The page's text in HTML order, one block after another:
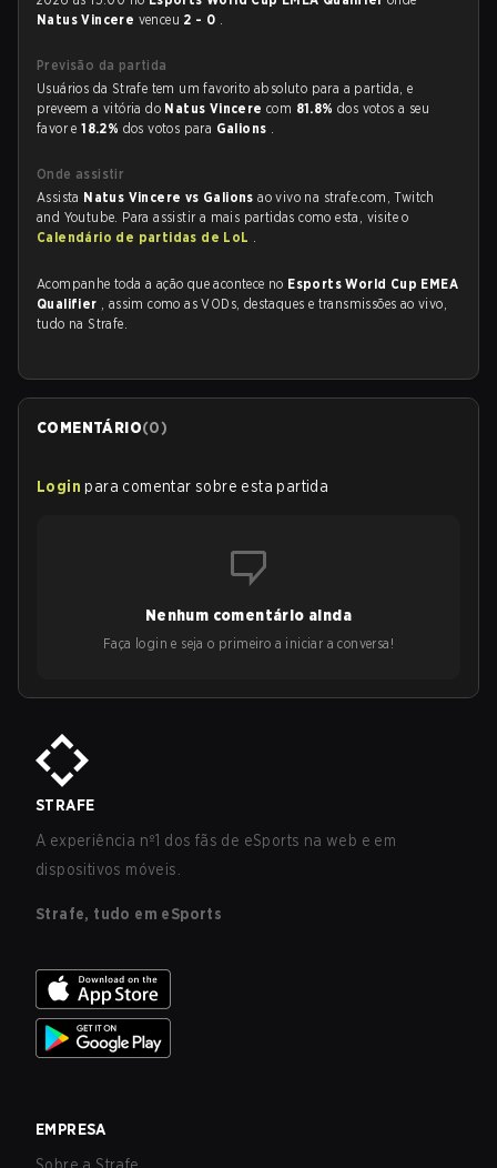
Natus Vincere venceu 2 - 0 .
Previsão da partida
Usuários da Strafe tem um favorito absoluto para a partida, e
preveem a vitória do Natus Vincerecom 81.8%dos votos a seu
favor e18.2% dos votos para Galions .
Onde assistir
Assista Natus Vincere vs Galionsao vivo na strafe.com, Twitch
and Youtube. Para assistir a mais partidas como esta, visite o
Calendário de partidas de LoL .
Acompanhe toda a ação que acontece no Esports World Cup EMEA
Qualifier , assim como as VODs, destaques e transmissões ao vivo,
tudo na Strafe.
COMENTÁRIO(0)
Login para comentar sobre esta partida
Nenhum comentário ainda
Faça login e seja o primeiro a iniciar a conversa!
STRAFE
A experiência nº1 dos fãs de eSports na web e em
dispositivos móveis.
Strafe, tudo em eSports
EMPRESA